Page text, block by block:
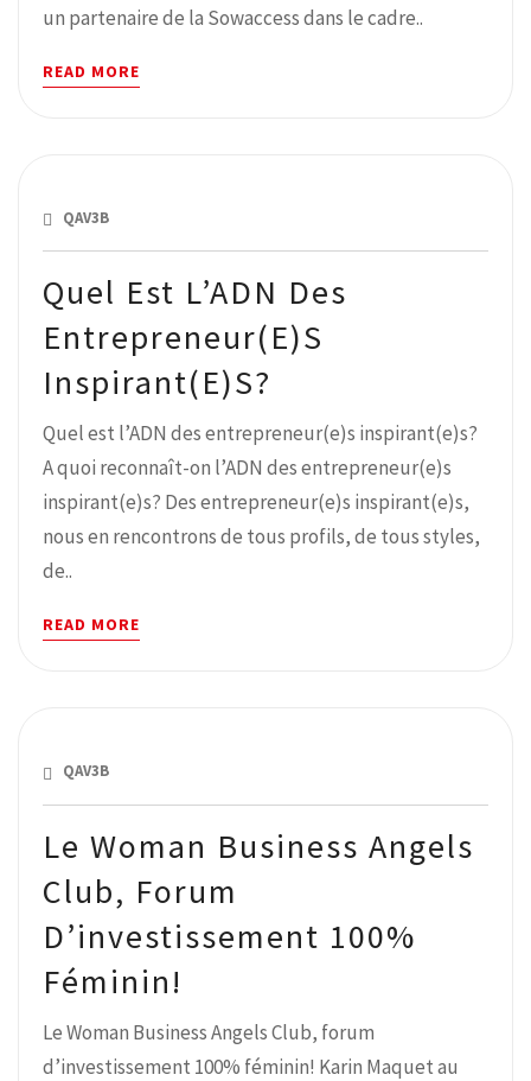
un partenaire de la Sowaccess dans le cadre..
READ MORE
Quel Est L’ADN Des
Entrepreneur(e)s
Inspirant(e)s?
QAV3B
Quel est l’ADN des entrepreneur(e)s inspirant(e)s?
A quoi reconnaît-on l’ADN des entrepreneur(e)s
inspirant(e)s? Des entrepreneur(e)s inspirant(e)s,
nous en rencontrons de tous profils, de tous styles,
de..
READ MORE
Le Woman Business Angels
Club, Forum
D’investissement 100%
Féminin!
QAV3B
Le Woman Business Angels Club, forum
d’investissement 100% féminin! Karin Maquet au